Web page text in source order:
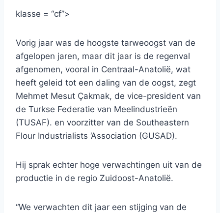
klasse = “cf”>
Vorig jaar was de hoogste tarweoogst van de
afgelopen jaren, maar dit jaar is de regenval
afgenomen, vooral in Centraal-Anatolië, wat
heeft geleid tot een daling van de oogst, zegt
Mehmet Mesut Çakmak, de vice-president van
de Turkse Federatie van Meelindustrieën
(TUSAF). en voorzitter van de Southeastern
Flour Industrialists ‘Association (GUSAD).
Hij sprak echter hoge verwachtingen uit van de
productie in de regio Zuidoost-Anatolië.
“We verwachten dit jaar een stijging van de